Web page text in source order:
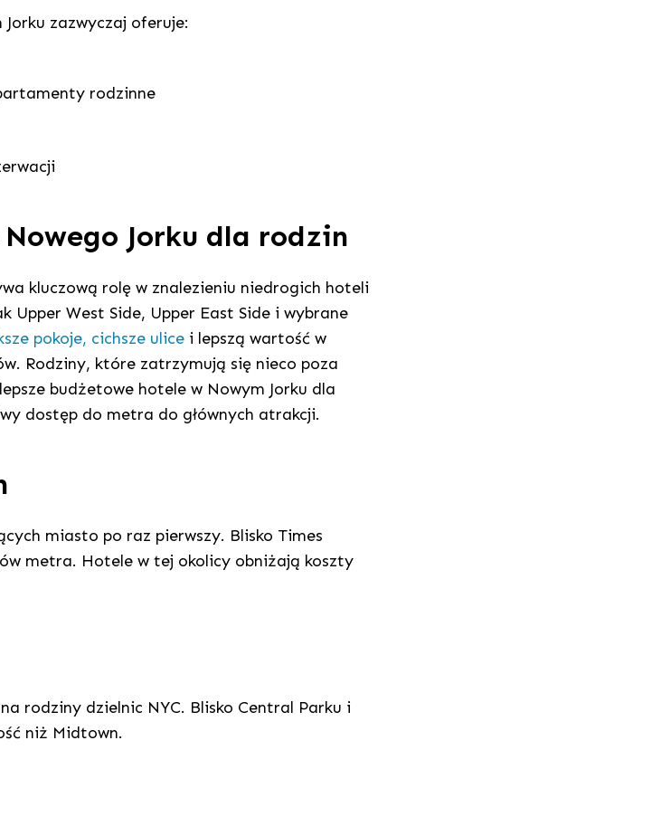
zazwyczaj oferuje:
rodzinne
Jorku dla rodzin
kluczową rolę w znalezieniu niedrogich hoteli
Upper West Side, Upper East Side i wybrane
pokoje, cichsze ulice i lepszą wartość w
Rodziny, które zatrzymują się nieco poza
budżetowe hotele w Nowym Jorku dla
dostęp do metra do głównych atrakcji.
miasto po raz pierwszy. Blisko Times
metra. Hotele w tej okolicy obniżają koszty
rodziny dzielnic NYC. Blisko Central Parku i
niż Midtown.